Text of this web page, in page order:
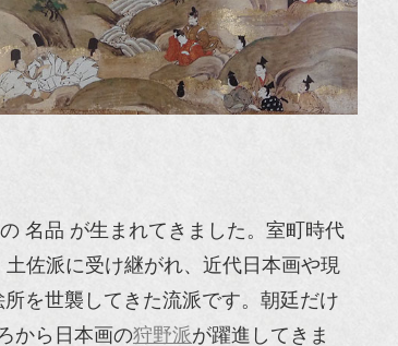
の 名品 が生まれてきました。室町時代
佐派に受け継がれ、近代日本画や現
を世襲してきた流派です。朝廷だけ
から日本画の狩野派が躍進してきま